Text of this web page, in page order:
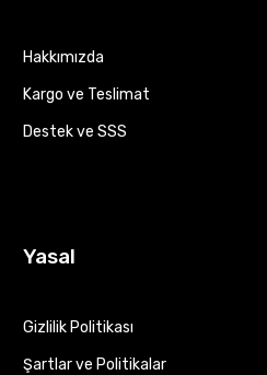
Hakkımızda
Kargo ve Teslimat
Destek ve SSS
Yasal
Gizlilik Politikası
Şartlar ve Politikalar